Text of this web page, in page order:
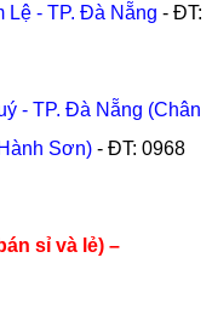
Lệ - TP. Đà Nẵng - ĐT:
- TP. Đà Nẵng (Chân
Sơn) - ĐT: 0968
sỉ và lẻ) –